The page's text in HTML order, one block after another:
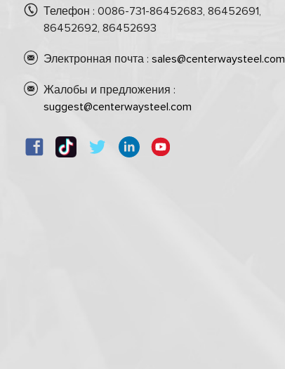
Телефон : 0086-731-86452683, 86452691,
86452692, 86452693
Электронная почта : sales@centerwaysteel.com
Жалобы и предложения :
suggest@centerwaysteel.com